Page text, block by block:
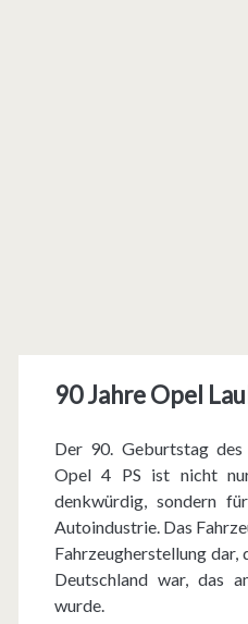
90 Jahre Opel
Der 90. Geburtstag des
Opel 4 PS ist nicht
denkwürdig, sondern
Autoindustrie. Das
Fahrzeugherstellung
Deutschland war, das
wurde.